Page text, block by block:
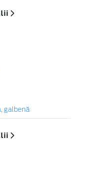
galbenă